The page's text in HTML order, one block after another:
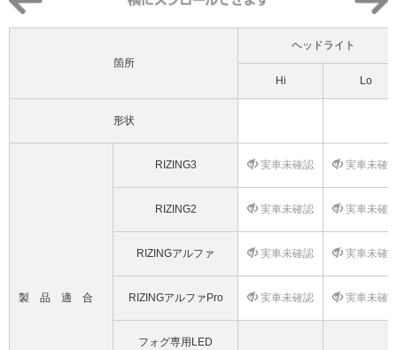
箇所
ヘッドライト
Hi Lo
形状
製品適合
RIZING3 実車未確認 実車未確
RIZING2 実車未確認 実車未確
RIZINGアルファ 実車未確認 実車未確
RIZINGアルファPro 実車未確認 実車未確
フォグ専用LED